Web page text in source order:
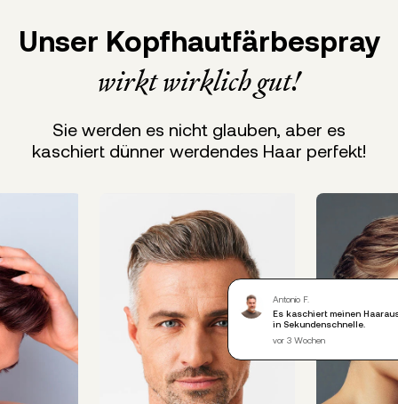
Unser Kopfhautfärbespray
wirkt wirklich gut!
Sie werden es nicht glauben, aber es
kaschiert dünner werdendes Haar perfekt!
Antonio F.
Es kaschiert meinen
in Sekundenschnelle.
vor 3 Wochen